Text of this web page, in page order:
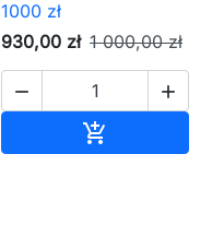
1000 zł
930,00 zł 1 000,00 zł
 
